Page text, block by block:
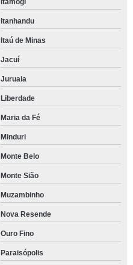
Itamogi
Itanhandu
Itaú de Minas
Jacuí
Juruaia
Liberdade
Maria da Fé
Minduri
Monte Belo
Monte Sião
Muzambinho
Nova Resende
Ouro Fino
Paraisópolis